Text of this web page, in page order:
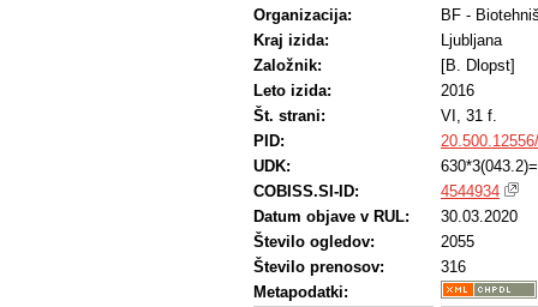
Organizacija:
BF -
Kraj izida:
Ljubljana
Založnik:
[B. Dlopst]
Leto izida:
2016
Št. strani:
VI, 31 f.
PID:
UDK:
COBISS.SI-ID:
4544934
Datum objave v RUL:
30.03.2020
Število ogledov:
2055
Število prenosov:
316
Metapodatki: